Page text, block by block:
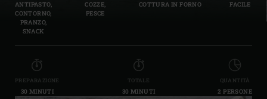
ANTIPASTO,
CONTORNO,
PRANZO,
SNACK
COZZE,
PESCE
COTTURA IN FORNO FACILE
PREPARAZIONE
30 MINUTI
TOTALE
30 MINUTI
QUANTITÀ
2 PERSONE